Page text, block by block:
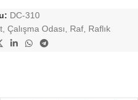
DC-310
, Çalışma Odası, Raf, Raflık